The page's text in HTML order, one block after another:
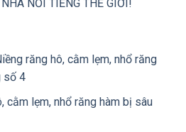
NỔI TIẾNG THẾ GIỚI!
răng hô, cằm lẹm, nhổ răng
số 4
cằm lẹm, nhổ răng hàm bị sâu